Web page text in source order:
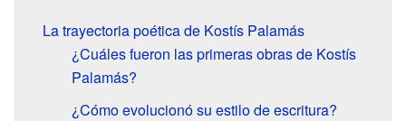
La trayectoria poética de Kostís Palamás
¿Cuáles fueron las primeras obras de Kostís
Palamás?
¿Cómo evolucionó su estilo de escritura?